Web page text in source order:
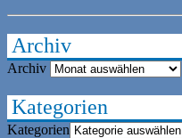
Archiv
Archiv
Kategorien
Kategorien